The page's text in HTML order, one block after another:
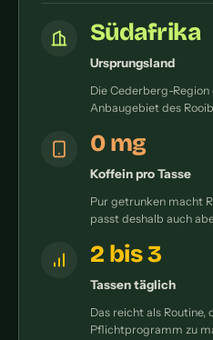
Südafrika
Ursprungsland
Die Cederberg-
Anbaugebiet des
0 mg
Koffein pro Tasse
Pur getrunken macht
passt deshalb auch
2 bis 3
Tassen täglich
Das reicht als Routine,
Pflichtprogramm zu